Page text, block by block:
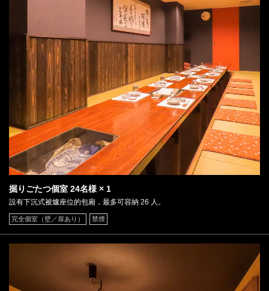
掘りごたつ個室 24名様 × 1
設有下沉式被爐座位的包廂，最多可容納 26 人。
完全個室（壁／扉あり） 禁煙